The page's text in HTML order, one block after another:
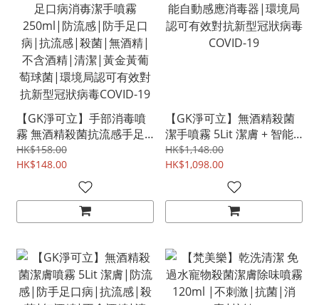
【GK淨可立】手部消毒噴
霧 無酒精殺菌抗流感手足
口病消毐潔手噴霧 250ml|
防流感|防手足口病|抗流
感|殺菌|無酒精|不含酒
精|清潔|黃金黃葡萄球菌|
環境局認可有效對抗新型冠
狀病毒COVID-19
HK$158.00
HK$148.00
【GK淨可立】無酒精殺菌
潔手噴霧 5Lit 潔膚 + 智能
自動感應消毒器|環境局認
可有效對抗新型冠狀病毒
HK$1,148.00
HK$1,098.00